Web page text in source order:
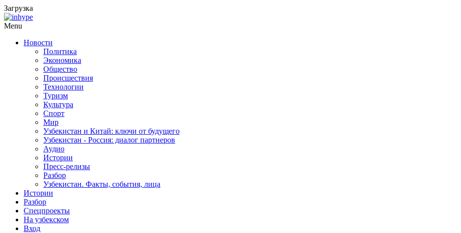
Загрузка
Menu
Новости
Политика
Экономика
Общество
Происшествия
Технологии
Туризм
Культура
Спорт
Мир
Узбекистан и Китай: ключи от будущего
Узбекистан - Россия: диалог партнеров
Аудио
Истории
Пресс-релизы
Разбор
Узбекистан. Факты, события, лица
Истории
Разбор
Спецпроекты
На узбекском
Вход